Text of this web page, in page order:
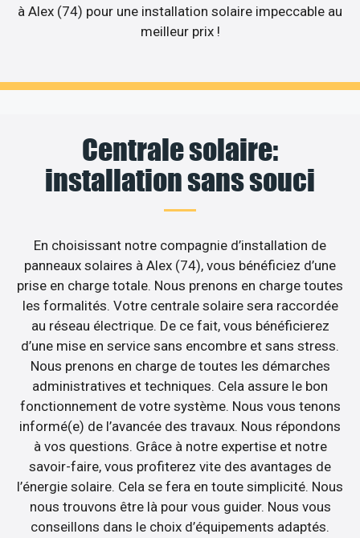
à Alex (74) pour une installation solaire impeccable au
meilleur prix !
Centrale solaire:
installation sans souci
En choisissant notre compagnie d’installation de
panneaux solaires à Alex (74), vous bénéficiez d’une
prise en charge totale. Nous prenons en charge toutes
les formalités. Votre centrale solaire sera raccordée
au réseau électrique. De ce fait, vous bénéficierez
d’une mise en service sans encombre et sans stress.
Nous prenons en charge de toutes les démarches
administratives et techniques. Cela assure le bon
fonctionnement de votre système. Nous vous tenons
informé(e) de l’avancée des travaux. Nous répondons
à vos questions. Grâce à notre expertise et notre
savoir-faire, vous profiterez vite des avantages de
l’énergie solaire. Cela se fera en toute simplicité. Nous
nous trouvons être là pour vous guider. Nous vous
conseillons dans le choix d’équipements adaptés.